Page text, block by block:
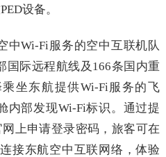
设备。
中Wi-Fi服务的空中互联机队
国际远程航线及166条国内重
坐东航提供Wi-Fi服务的飞
内部发现Wi-Fi标识。通过提
上申请登录密码，旅客可在
接东航空中互联网络，体验